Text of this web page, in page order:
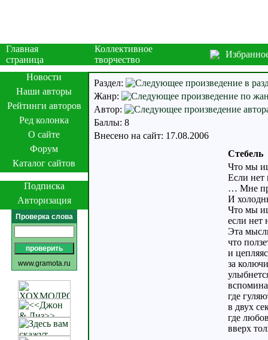
Главная
страница
Коллективное
творчество
Новости
Наши авторы
Рейтинги авторов
Ред колонка
О сайте
Форум
Каталог сайтов
Подписка
Авторизация
Проверка слова
www.gramota.ru
Раздел:
Жанр:
Автор:
Баллы: 8
Внесено на сайт: 17.08.2006
Стебель
Что мы
Если нет
… Мне
И
Что мы
если нет
Эта
что
и
за
где
в двух
где
вверх